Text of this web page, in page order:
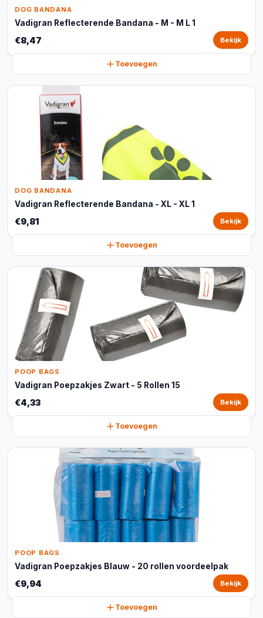
DOG BANDANA
Vadigran Reflecterende Bandana - M - M L 1
€8,47 Bekijk
Toevoegen
DOG BANDANA
Vadigran Reflecterende Bandana - XL - XL 1
€9,81 Bekijk
Toevoegen
POOP BAGS
Vadigran Poepzakjes Zwart - 5 Rollen 15
€4,33 Bekijk
Toevoegen
POOP BAGS
Vadigran Poepzakjes Blauw - 20 rollen voordeelpak
€9,94 Bekijk
Toevoegen